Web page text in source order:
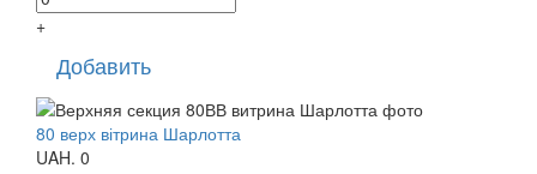
+
Добавить
80 верх вітрина Шарлотта
UAH. 0